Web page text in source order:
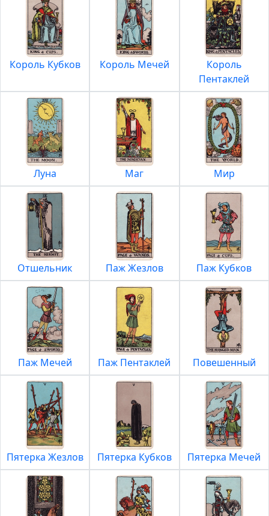
Король Кубков Король Мечей
Король
Пентаклей
Луна Маг Мир
Отшельник Паж Жезлов Паж Кубков
Паж Мечей Паж Пентаклей Повешенный
Пятерка Жезлов Пятерка Кубков Пятерка Мечей